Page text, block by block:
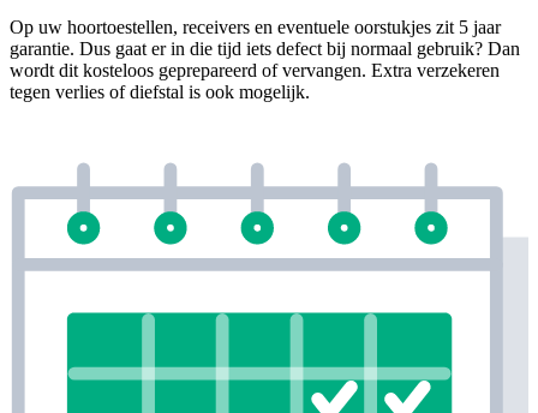
Op uw hoortoestellen, receivers en eventuele oorstukjes zit 5 jaar
garantie. Dus gaat er in die tijd iets defect bij normaal gebruik? Dan
wordt dit kosteloos geprepareerd of vervangen. Extra verzekeren
tegen verlies of diefstal is ook mogelijk.